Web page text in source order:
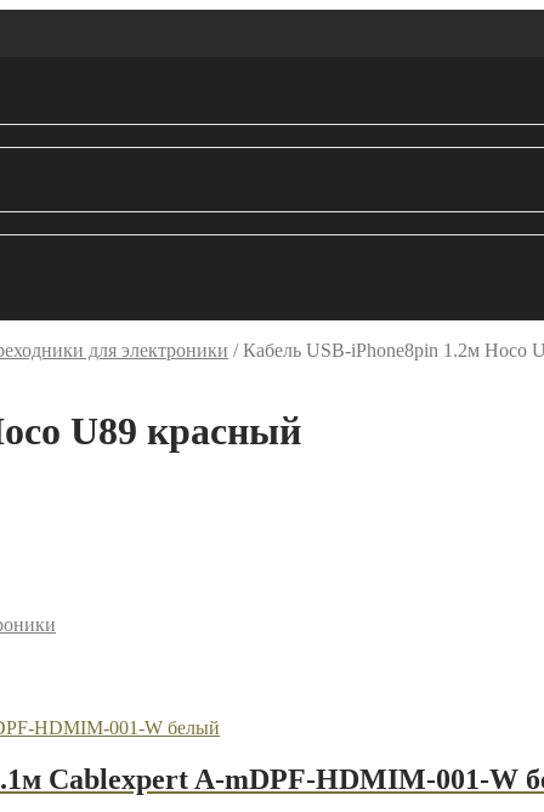
для электроники /Кабель USB-iPhone8pin 1.2м Hoco
U89 красный
Cablexpert A-mDPF-HDMIM-001-W